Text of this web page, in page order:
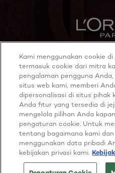
MORE TO EXPLORE
Youtube
Twitter
Privacy policy
Kami menggunakan cookie di
termasuk cookie dari mitra
pengalaman pengguna
situs web kami, memberi
dipersonalisasi di situs pihak
Anda fitur yang tersedia di
mengelola pilihan Anda
pengaturan cookie. Untuk
tentang bagaimana kami
menggunakan data pribadi
kebijakan privasi kami.